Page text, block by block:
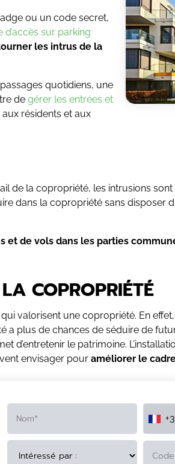
ou un code secret,
d’accès sur parking
les intrus de la
quotidiens, une
de gérer les entrées et
résidents et aux
de la copropriété, les intrusions
dans la copropriété sans disposer
et de vols dans les parties
COPROPRIÉTÉ
valorisent une copropriété. En
a plus de chances de séduire de
d’entretenir le patrimoine.
envisager pour améliorer le